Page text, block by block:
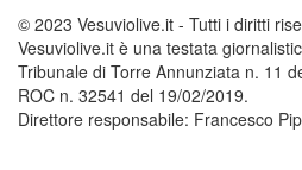
© 2023 Vesuviolive.it - Tutti i diritti
Vesuviolive.it è una testata
Tribunale di Torre Annunziata n. 11
ROC n. 32541 del 19/02/2019.
Direttore responsabile: Francesco